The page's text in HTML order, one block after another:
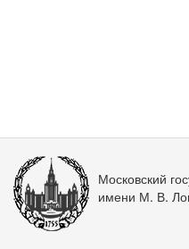
Московский
имени М. В.